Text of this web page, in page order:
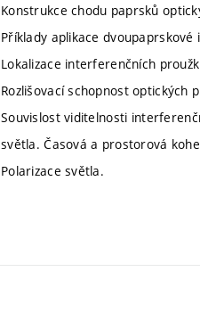
Konstrukce chodu paprsků
Příklady aplikace
Lokalizace interferenčních
Rozlišovací schopnost optických
Souvislost viditelnosti
světla. Časová a prostorová
Polarizace světla.